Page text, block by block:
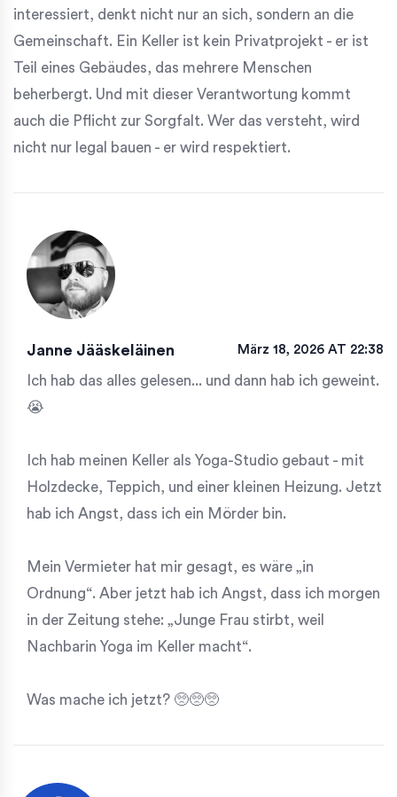
interessiert, denkt nicht nur an sich, sondern an die
Gemeinschaft. Ein Keller ist kein Privatprojekt - er ist
Teil eines Gebäudes, das mehrere Menschen
beherbergt. Und mit dieser Verantwortung kommt
auch die Pflicht zur Sorgfalt. Wer das versteht, wird
nicht nur legal bauen - er wird respektiert.
Janne Jääskeläinen März 18, 2026 AT 22:38
Ich hab das alles gelesen... und dann hab ich geweint.
😭
Ich hab meinen Keller als Yoga-Studio gebaut - mit
Holzdecke, Teppich, und einer kleinen Heizung. Jetzt
hab ich Angst, dass ich ein Mörder bin.
Mein Vermieter hat mir gesagt, es wäre „in
Ordnung“. Aber jetzt hab ich Angst, dass ich morgen
in der Zeitung stehe: „Junge Frau stirbt, weil
Nachbarin Yoga im Keller macht“.
Was mache ich jetzt? 🥺🥺🥺